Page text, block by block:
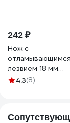
242 ₽
Нож с
отламывающимся
лезвием 18 мм
TOPEX 17B428
4.3(8)